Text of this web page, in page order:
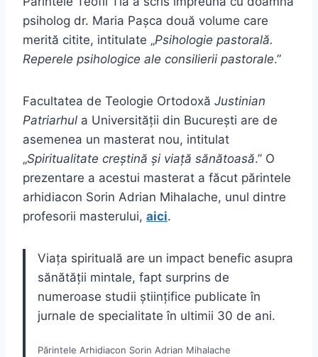
psiholog dr. Maria Paşca două volume care
merită citite, intitulate „Psihologie pastorală.
Reperele psihologice ale consilierii pastorale.”
Facultatea de Teologie Ortodoxă Justinian
Patriarhul a Universității din București are de
asemenea un masterat nou, intitulat
„Spiritualitate creștină și viață sănătoasă.” O
prezentare a acestui masterat a făcut părintele
arhidiacon Sorin Adrian Mihalache, unul dintre
profesorii masterului, aici.
Viața spirituală are un impact benefic asupra
sănătății mintale, fapt surprins de
numeroase studii științifice publicate în
jurnale de specialitate în ultimii 30 de ani.
Părintele Arhidiacon Sorin Adrian Mihalache